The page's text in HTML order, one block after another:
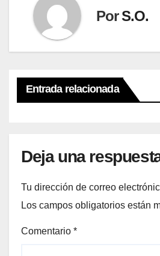
PorS.O.
Entrada relacionada
Deja una
Tu dirección de correo
Los campos obligatorios están
Comentario *